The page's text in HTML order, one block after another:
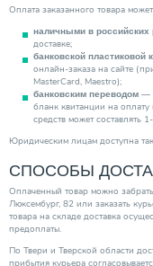
Оплата заказанного товара
наличными в российских
доставке;
банковской пластиковой
онлайн-заказа на сайте
MasterCard, Maestro);
банковским переводом —
бланк квитанции на
средств может составлять
Юридическим лицам доступна
СПОСОБЫ
Оплаченный товар можно
Люксембург, 82 или заказать
товара на складе доставка
предоплаты.
По Твери и Тверской области
прибытия курьера